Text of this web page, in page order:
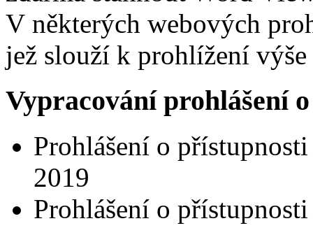
V některých webových
jež slouží k prohlížení
Vypracování prohlášení
Prohlášení o
2019
Prohlášení o